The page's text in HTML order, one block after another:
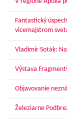
V regióne Apúlia
Fantastický
vicemajstrom
Vladimír Soták:
Výstava
Objavovanie
Železiarne